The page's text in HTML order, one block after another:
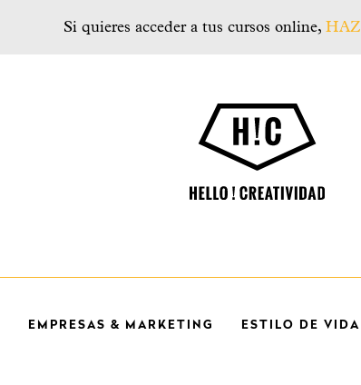
Si quieres acceder a tus cursos online,
EMPRESAS & MARKETING ESTILO DE VIDA